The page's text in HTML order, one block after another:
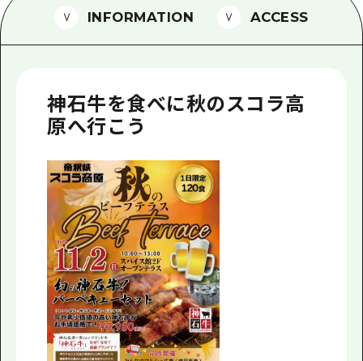
ガイドブック
メディア掲載情報
関連リンク
INFORMATION ACCESS
神石牛を食べに秋のスコラ高
原へ行こう